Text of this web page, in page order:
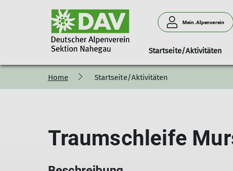
Mein.Alpenverein
Startseite/Aktivitäten
Ansprechpartner
100 Jahre Sektion Nahegau
Berichte Mitteilungshefte
Home Startseite/Aktivitäten
Traumschleife